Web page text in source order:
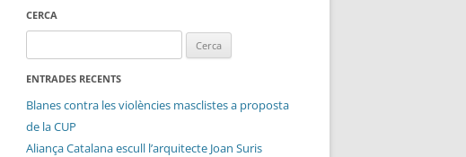
CERCA
ENTRADES RECENTS
Blanes contra les violències masclistes a proposta
de la CUP
Aliança Catalana escull l’arquitecte Joan Suris